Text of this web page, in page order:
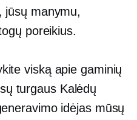
jūsų manymu,
poreikius.
viską apie gaminių
turgaus Kalėdų
idėjas mūsų